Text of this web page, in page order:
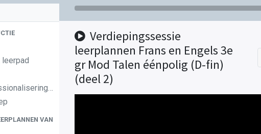
VAN
Verdiepingssessie
leerplannen Frans en Engels 3e
gr Mod Talen éénpolig (D-fin)
(deel 2)